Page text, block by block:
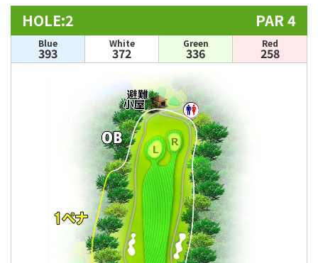
HOLE:2 PAR 4
Blue
393
White
372
Green
336
Red
258